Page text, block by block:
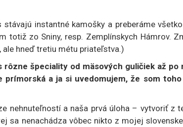
instantné kamošky a preberáme
totiž zo Sniny, resp. Zemplínskych Hámrov.
ale hneď tretiu métu priateľstva.)
rôzne špeciality od mäsových guličiek až po
prímorská a ja si uvedomujem, že som
nehnuteľností a naša prvá úloha – vytvoriť z
sa nenachádza vôbec nikto z mojej